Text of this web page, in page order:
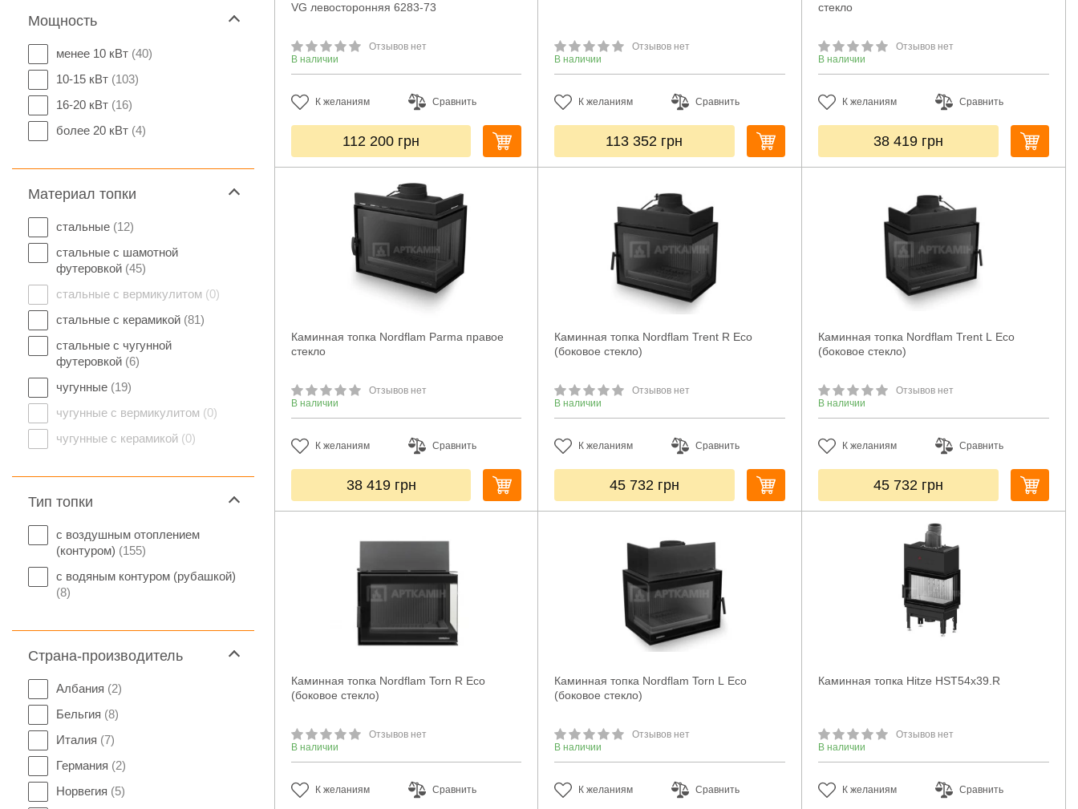
Мощность
менее 10 кВт (40)
10-15 кВт (103)
16-20 кВт (16)
более 20 кВт (4)
Материал топки
стальные (12)
стальные с шамотной
футеровкой (45)
стальные с вермикулитом (0)
стальные с керамикой (81)
стальные с чугунной
футеровкой (6)
чугунные (19)
чугунные с вермикулитом (0)
чугунные с керамикой (0)
Тип топки
с воздушным отоплением
(контуром) (155)
с водяным контуром (рубашкой)
(8)
Страна-производитель
Албания (2)
Бельгия (8)
Италия (7)
Германия (2)
Норвегия (5)
VG левосторонняя 6283-73
Отзывов нет
В наличии
К желаниям Сравнить
112 200 грн
Отзывов нет
В наличии
К желаниям Сравнить
113 352 грн
стекло
Отзывов нет
В наличии
К желаниям Сравнить
38 419 грн
Каминная топка Nordflam Parma правое
стекло
Отзывов нет
В наличии
К желаниям Сравнить
38 419 грн
Каминная топка Nordflam Trent R Eco
(боковое стекло)
Отзывов нет
В наличии
К желаниям Сравнить
45 732 грн
Каминная топка Nordflam Trent L Eco
(боковое стекло)
Отзывов нет
В наличии
К желаниям Сравнить
45 732 грн
Каминная топка Nordflam Torn R Eco
(боковое стекло)
Отзывов нет
В наличии
К желаниям Сравнить
Каминная топка Nordflam Torn L Eco
(боковое стекло)
Отзывов нет
В наличии
К желаниям Сравнить
Каминная топка Hitze HST54x39.R
Отзывов нет
В наличии
К желаниям Сравнить